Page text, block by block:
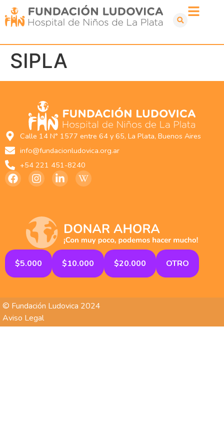
SIPLA
Calle 14 N° 1577 entre 64 y 65, La Plata, Buenos Aires
info@fundacionludovica.org.ar
+54 221 451-8240
$5.000 $10.000 $20.000 OTRO
© Fundación Ludovica 2024
Aviso Legal